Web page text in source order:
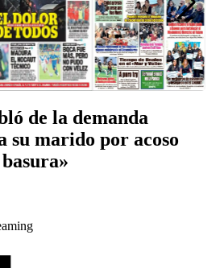
de la demanda
marido por acoso